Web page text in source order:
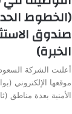
(الخطوط
صندوق
الخبرة)
أعلنت الشركة
موقعها الإلكتروني
الأمنية بعدة مناطق